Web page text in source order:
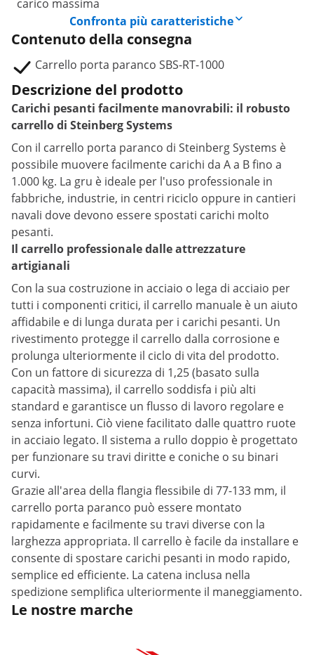
carico massima
Confronta più caratteristiche
Contenuto della consegna
Carrello porta paranco SBS-RT-1000
Descrizione del prodotto
Carichi pesanti facilmente manovrabili: il robusto
carrello di Steinberg Systems
Con il carrello porta paranco di Steinberg Systems è
possibile muovere facilmente carichi da A a B fino a
1.000 kg. La gru è ideale per l'uso professionale in
fabbriche, industrie, in centri riciclo oppure in cantieri
navali dove devono essere spostati carichi molto
pesanti.
Il carrello professionale dalle attrezzature
artigianali
Con la sua costruzione in acciaio o lega di acciaio per
tutti i componenti critici, il carrello manuale è un aiuto
affidabile e di lunga durata per i carichi pesanti. Un
rivestimento protegge il carrello dalla corrosione e
prolunga ulteriormente il ciclo di vita del prodotto.
Con un fattore di sicurezza di 1,25 (basato sulla
capacità massima), il carrello soddisfa i più alti
standard e garantisce un flusso di lavoro regolare e
senza infortuni. Ciò viene facilitato dalle quattro ruote
in acciaio legato. Il sistema a rullo doppio è progettato
per funzionare su travi diritte e coniche o su binari
curvi.
Grazie all'area della flangia flessibile di 77-133 mm, il
carrello porta paranco può essere montato
rapidamente e facilmente su travi diverse con la
larghezza appropriata. Il carrello è facile da installare e
consente di spostare carichi pesanti in modo rapido,
semplice ed efficiente. La catena inclusa nella
spedizione semplifica ulteriormente il maneggiamento.
Le nostre marche